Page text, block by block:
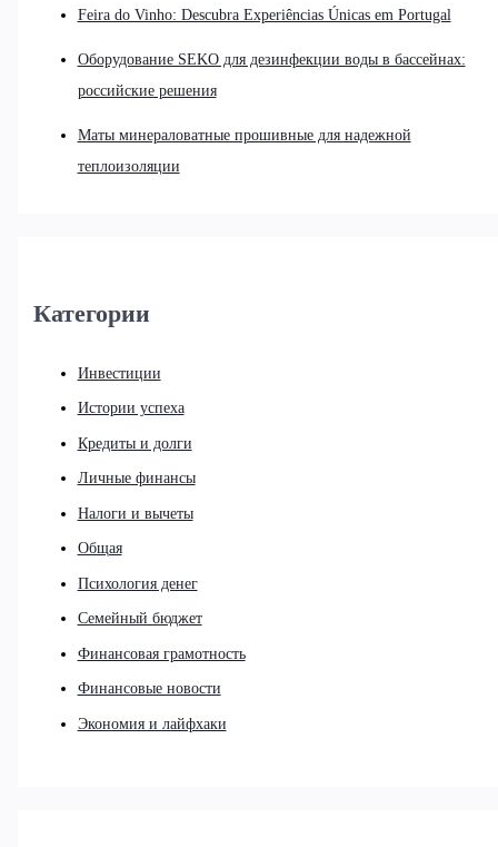
Feira do Vinho: Descubra Experiências Únicas em Portugal
Оборудование SEKO для дезинфекции воды в бассейнах:
российские решения
Маты минераловатные прошивные для надежной
теплоизоляции
Категории
Инвестиции
Истории успеха
Кредиты и долги
Личные финансы
Налоги и вычеты
Общая
Психология денег
Семейный бюджет
Финансовая грамотность
Финансовые новости
Экономия и лайфхаки